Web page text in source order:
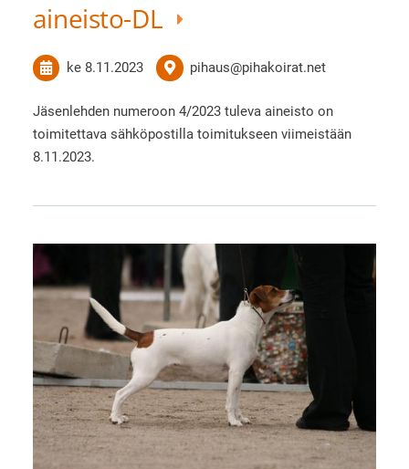
aineisto-DL
ke 8.11.2023 pihaus@pihakoirat.net
Jäsenlehden numeroon 4/2023 tuleva aineisto on
toimitettava sähköpostilla toimitukseen viimeistään
8.11.2023.